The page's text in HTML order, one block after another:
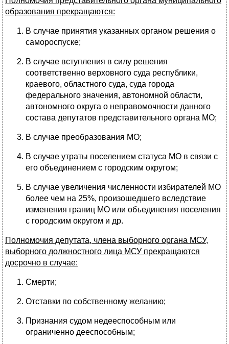
образования прекращаются:
В случае принятия указанных органом решения о
самороспуске;
В случае вступления в силу решения
соответственно верховного суда республики,
краевого, областного суда, суда города
федерального значения, автономной области,
автономного округа о неправомочности данного
состава депутатов представительного органа МО;
В случае преобразования МО;
В случае утраты поселением статуса МО в связи с
его объединением с городским округом;
В случае увеличения численности избирателей МО
более чем на 25%, произошедшего вследствие
изменения границ МО или объединения поселения
с городским округом и др.
Полномочия депутата, члена выборного органа МСУ,
выборного должностного лица МСУ прекращаются
досрочно в случае:
Смерти;
Отставки по собственному желанию;
Признания судом недееспособным или
ограниченно дееспособным;